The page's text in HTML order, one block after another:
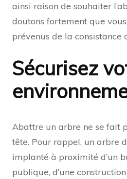
ainsi raison de souhaiter
doutons fortement que vous
prévenus de la consistance
Sécurisez
Abattre un arbre ne se fait
tête. Pour rappel, un arbre
implanté à proximité d’un
publique, d’une